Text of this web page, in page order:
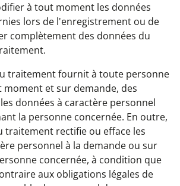
à tout moment les données
lors de l'enregistrement ou de
complètement des données du
traitement fournit à toute personne
moment et sur demande, des
données à caractère personnel
la personne concernée. En outre,
traitement rectifie ou efface les
personnel à la demande ou sur
concernée, à condition que
aux obligations légales de